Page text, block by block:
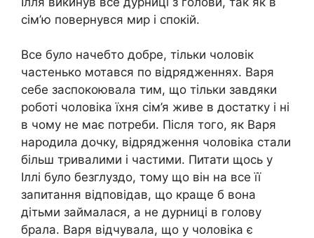
сім’ю повернувся мир і спокій.
Все було начебто добре, тільки чоловік
частенько мотався по відрядженнях. Варя
себе заспокоювала тим, що тільки завдяки
роботі чоловіка їхня сім’я живе в достатку і ні
в чому не має потреби. Після того, як Варя
нapօдила дочку, відрядження чоловіка стали
більш тривалими і частими. Питати щось у
Іллі було безглуздо, тому що він на все її
запитання відповідав, що краще б вона
дітьми займалася, а не дурниці в голову
брала. Варя відчувала, що у чоловіка є